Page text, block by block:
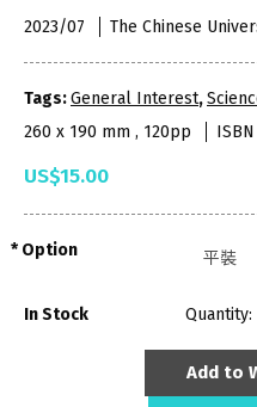
2023/07 The Chinese
Tags:General Interest,
260 x 190 mm , 120pp
US$15.00
Option
In Stock Quantity:
Add to